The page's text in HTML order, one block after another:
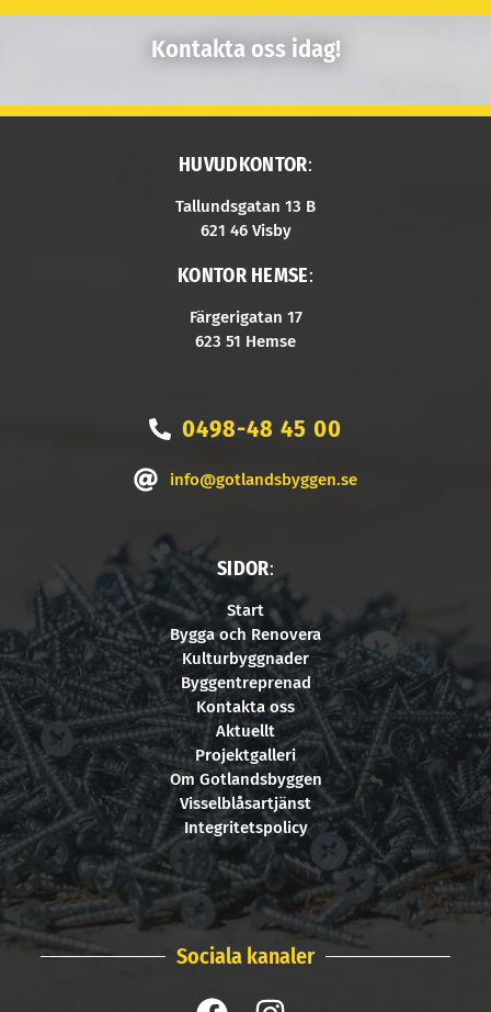
Kontakta oss idag!
HUVUDKONTOR:
Tallundsgatan 13 B
621 46 Visby
KONTOR HEMSE:
Färgerigatan 17
623 51 Hemse
0498-48 45 00
info@gotlandsbyggen.se
SIDOR:
Start
Bygga och Renovera
Kulturbyggnader
Byggentreprenad
Kontakta oss
Aktuellt
Projektgalleri
Om Gotlandsbyggen
Visselblåsartjänst
Integritetspolicy
Sociala kanaler